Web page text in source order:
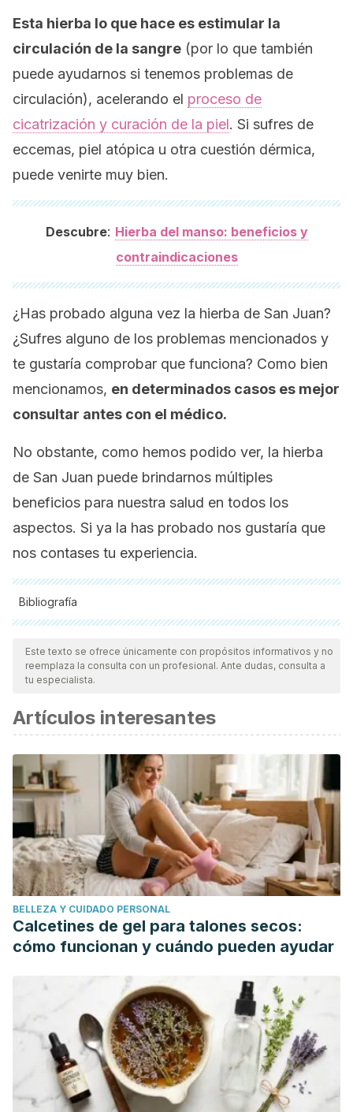
Esta hierba lo que hace es estimular la
circulación de la sangre (por lo que también
puede ayudarnos si tenemos problemas de
circulación), acelerando el proceso de
cicatrización y curación de la piel. Si sufres de
eccemas, piel atópica u otra cuestión dérmica,
puede venirte muy bien.
Descubre: Hierba del manso: beneficios y
contraindicaciones
¿Has probado alguna vez la hierba de San Juan?
¿Sufres alguno de los problemas mencionados y
te gustaría comprobar que funciona? Como bien
mencionamos, en determinados casos es mejor
consultar antes con el médico.
No obstante, como hemos podido ver, la hierba
de San Juan puede brindarnos múltiples
beneficios para nuestra salud en todos los
aspectos. Si ya la has probado nos gustaría que
nos contases tu experiencia.
Bibliografía
Todas las fuentes citadas fueron revisadas a profundidad por
nuestro equipo, para asegurar su calidad, confiabilidad,
vigencia y validez.La bibliografía de este artículo fue
científica.
Ng, Q. X., Venkatanarayanan, N., & Ho, C. Y. X. (2017).
Clinical use of Hypericum perforatum (St John’s wort) in
depression: A meta-analysis. Journal of Affective
Disorders.
https://doi.org/10.1016/j.jad.2016.12.048
Apaydin, E. A., Maher, A. R., Shanman, R., Booth, M. S.,
Miles, J. N. V., Sorbero, M. E., & Hempel, S. (2016). A
systematic review of St. John’s wort for major depressive
disorder. Systematic Reviews.
https://doi.org/10.1186/s13643-016-0325-2
Yücel, A., Kan, Y., Yesilada, E., & Akın, O. (2017). Effect of
St.John’s wort (Hypericum perforatum) oily extract for the
care and treatment of pressure sores; a case report.
Journal of Ethnopharmacology.
https://doi.org/10.1016/j.jep.2016.12.030
Becker, S. P., Luebbe, A. M., Greening, L., Fite, P. J., &
Stoppelbein, L. (2017). A Preliminary Investigation of the
Relation Between Thyroid Functioning and Sluggish
Este texto se ofrece únicamente con propósitos informativos y no
reemplaza la consulta con un profesional. Ante dudas, consulta a
tu especialista.
Artículos interesantes
BELLEZA Y CUIDADO PERSONAL
Calcetines de gel para talones secos:
cómo funcionan y cuándo pueden ayudar